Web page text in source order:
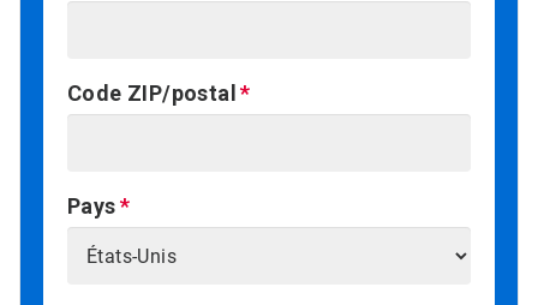
Code ZIP/postal
Pays